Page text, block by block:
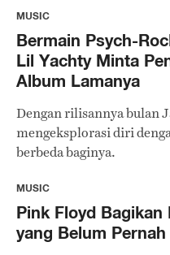
MUSIC
Bermain Psych-
Lil Yachty Minta
Album Lamanya
Dengan rilisannya bulan
mengeksplorasi diri
berbeda baginya.
MUSIC
Pink Floyd Bagikan
yang Belum